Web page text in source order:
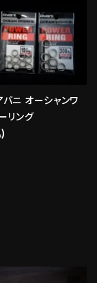
ニ オーシャンワ
リング